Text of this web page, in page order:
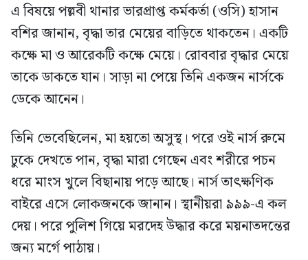
এ বিষয়ে পল্লবী থানার ভারপ্রাপ্ত কর্মকর্তা (ওসি) হাসান
বশির জানান, বৃদ্ধা তার মেয়ের বাড়িতে থাকতেন। একটি
কক্ষে মা ও আরেকটি কক্ষে মেয়ে। রোববার বৃদ্ধার মেয়ে
তাকে ডাকতে যান। সাড়া না পেয়ে তিনি একজন নার্সকে
ডেকে আনেন।
তিনি ভেবেছিলেন, মা হয়তো অসুস্থ। পরে ওই নার্স রুমে
ঢুকে দেখতে পান, বৃদ্ধা মারা গেছেন এবং শরীরে পচন
ধরে মাংস খুলে বিছানায় পড়ে আছে। নার্স তাৎক্ষণিক
বাইরে এসে লোকজনকে জানান। স্থানীয়রা ৯৯৯-এ কল
দেয়। পরে পুলিশ গিয়ে মরদেহ উদ্ধার করে ময়নাতদন্তের
জন্য মর্গে পাঠায়।